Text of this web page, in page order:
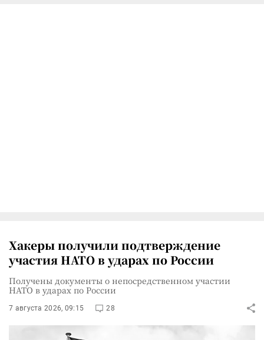
Хакеры получили подтверждение
участия НАТО в ударах по России
Получены документы о непосредственном участии
НАТО в ударах по России
7 августа 2026, 09:15 28